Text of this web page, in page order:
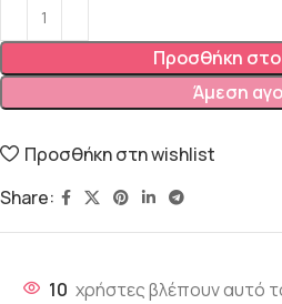
Προσθήκη στο
Άμεση
Προσθήκη στη wishlist
Share:
10 χρήστες βλέπουν αυτό